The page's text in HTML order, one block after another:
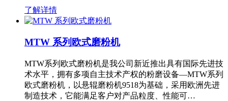
了解详情
MTW 系列欧式磨粉机
MTW系列欧式磨粉机是我公司新近推出具有国际先进技
术水平，拥有多项自主技术产权的粉磨设备—MTW系列
欧式磨粉机，以悬辊磨粉机9518为基础，采用欧洲先进
制造技术，它能满足客户对产品粒度、性能可…